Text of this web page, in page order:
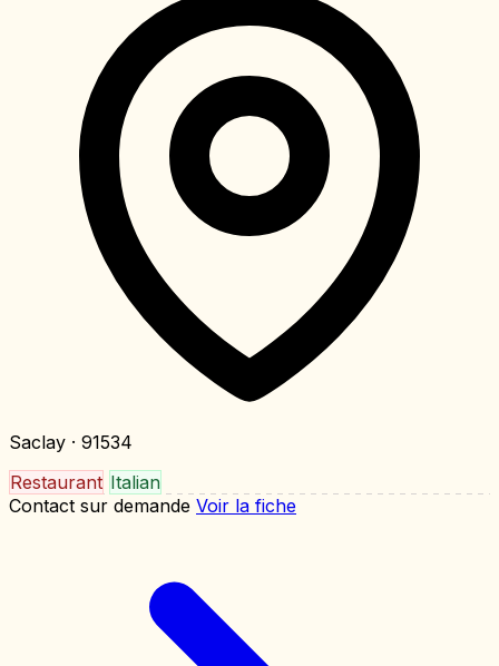
Saclay · 91534
Restaurant Italian
Contact sur demande Voir la fiche